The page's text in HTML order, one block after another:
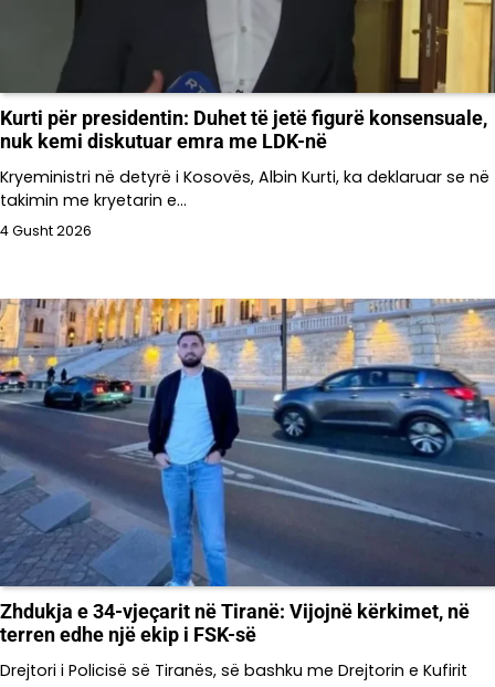
Kurti për presidentin: Duhet të jetë figurë konsensuale,
nuk kemi diskutuar emra me LDK-në
Kryeministri në detyrë i Kosovës, Albin Kurti, ka deklaruar se në
takimin me kryetarin e…
4 Gusht 2026
Zhdukja e 34-vjeçarit në Tiranë: Vijojnë kërkimet, në
terren edhe një ekip i FSK-së
Drejtori i Policisë së Tiranës, së bashku me Drejtorin e Kufirit